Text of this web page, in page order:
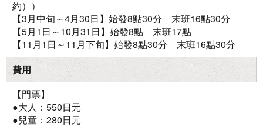
約））
【3月中旬～4月30日】始發8點30分 末班16點30分
【5月1日～10月31日】始發8點 末班17點
【11月1日～11月下旬】始發8點30分 末班16點30分
費用
【門票】
●大人：550日元
●兒童：280日元